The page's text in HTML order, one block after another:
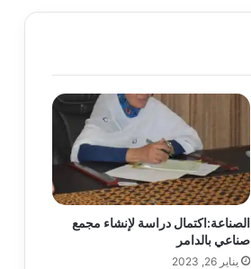
الصناعة:اكتمال دراسة لإنشاء مجمع
صناعي بالدامر
يناير 26, 2023